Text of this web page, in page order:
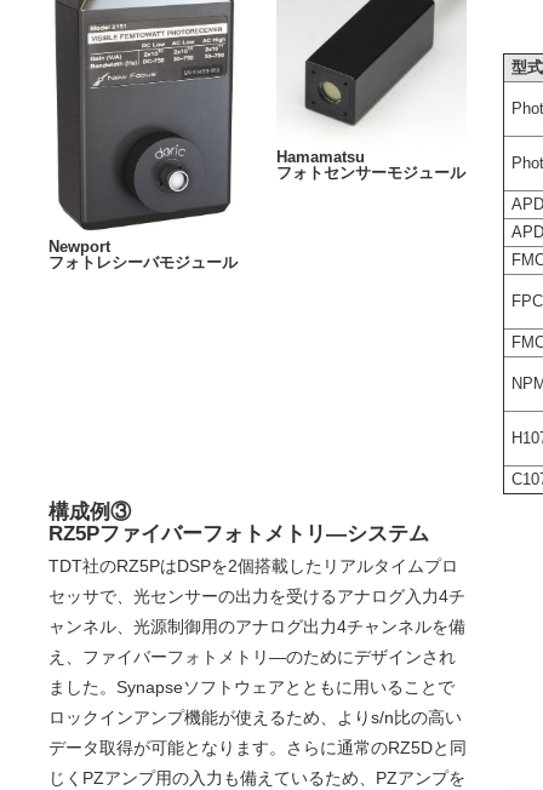
Newport
フォトレシーバモジュール
Hamamatsu
フォトセンサーモジュール
型式
FPC
構成例③
RZ5Pファイバーフォトメトリ―システム
TDT社のRZ5PはDSPを2個搭載したリアルタイムプロ
セッサで、光センサーの出力を受けるアナログ入力4チ
ャンネル、光源制御用のアナログ出力4チャンネルを備
え、ファイバーフォトメトリ―のためにデザインされ
ました。Synapseソフトウェアとともに用いることで
ロックインアンプ機能が使えるため、よりs/n比の高い
データ取得が可能となります。さらに通常のRZ5Dと同
じくPZアンプ用の入力も備えているため、PZアンプを